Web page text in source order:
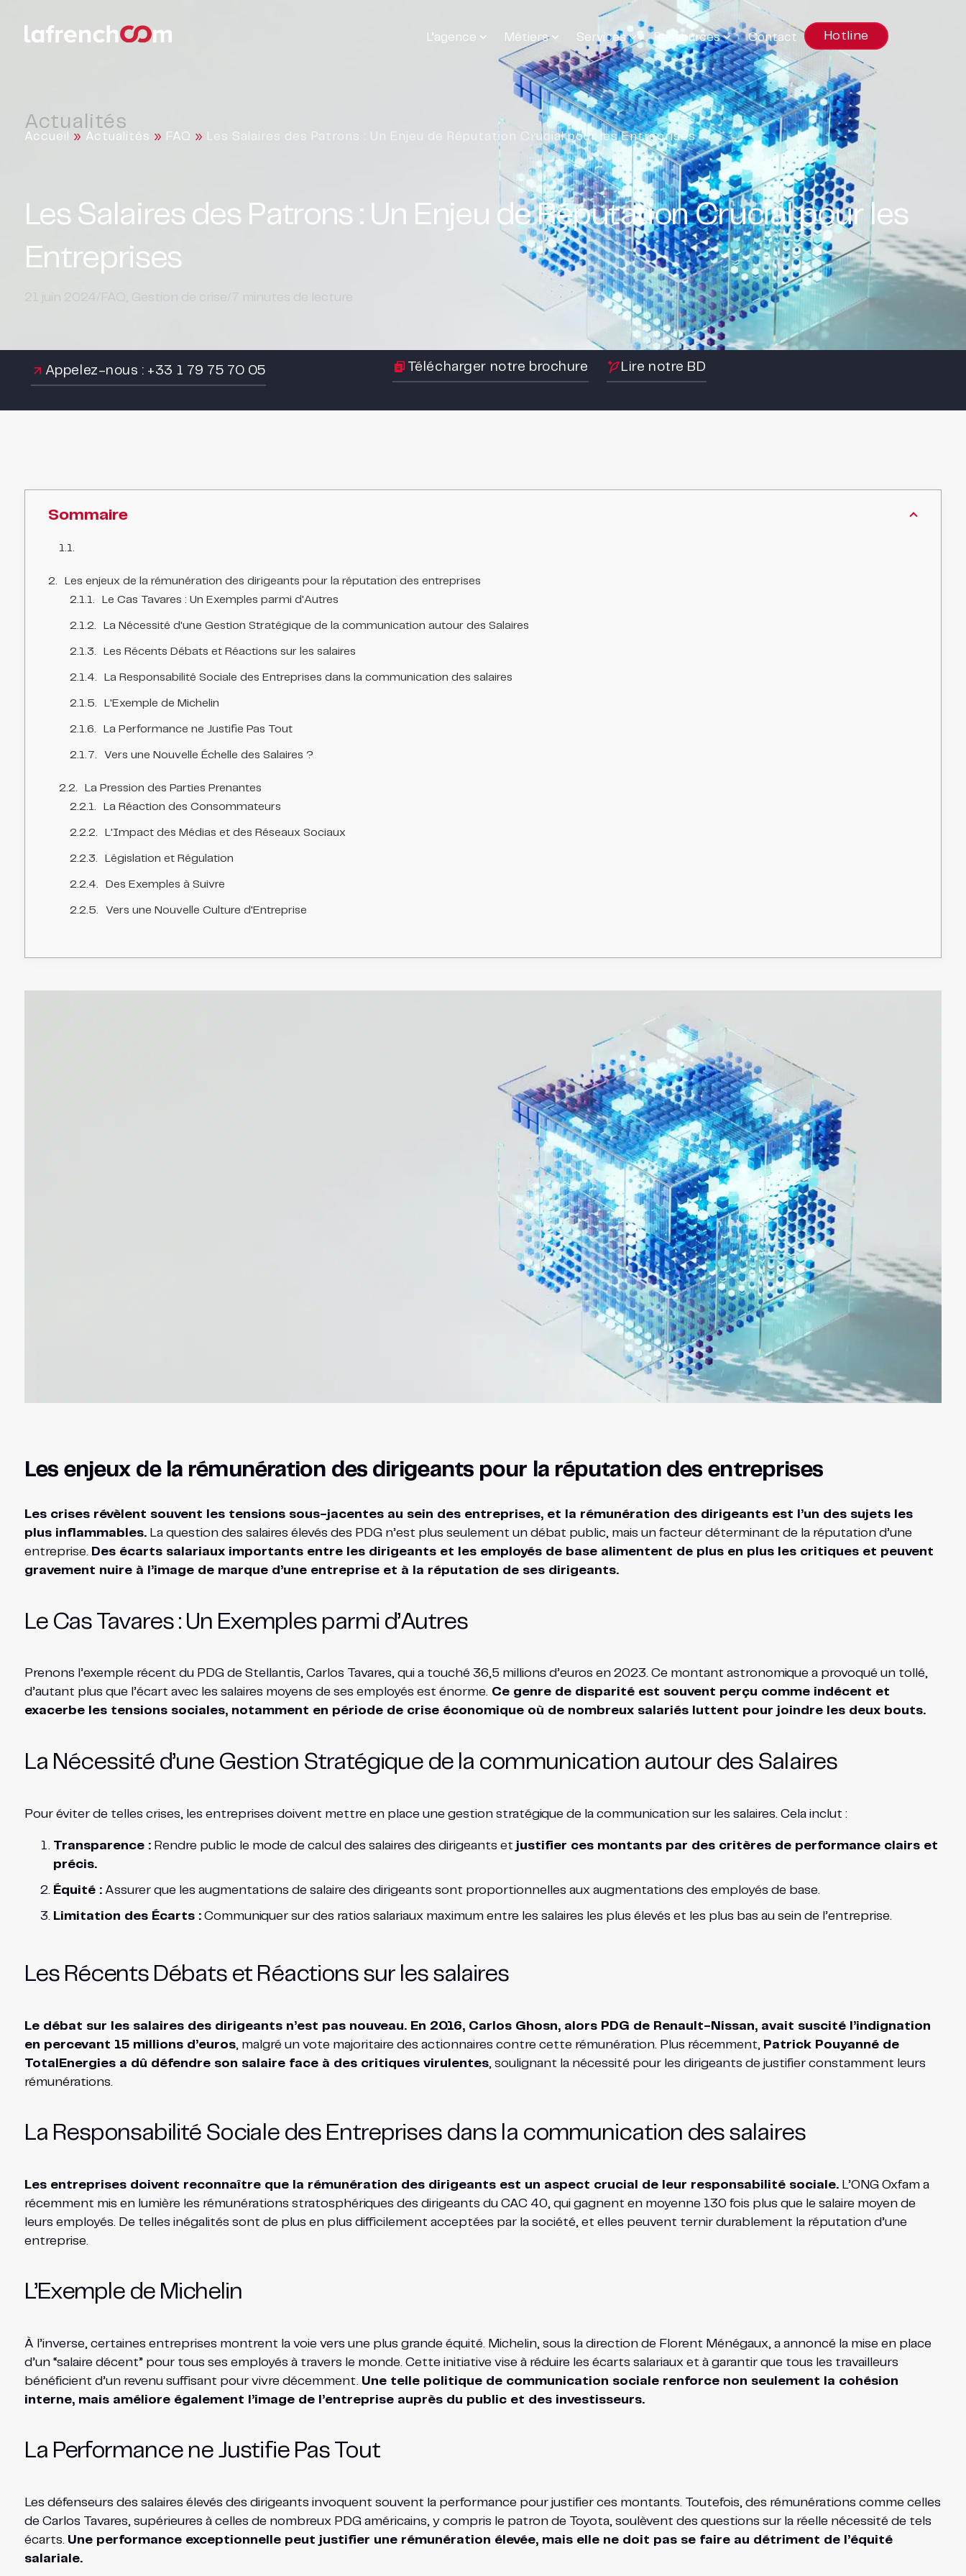
L’agence Métiers Services Ressources Contact Hotline
Actualités
Accueil » Actualités » FAQ » Les Salaires des Patrons : Un Enjeu de Réputation Crucial pour les Entreprises
Les Salaires des Patrons : Un Enjeu de Réputation Crucial pour les
Entreprises
minutes de lecture
Appelez-nous : +33 1 79 75 70 05 Télécharger notre brochure Lire notre BD
Sommaire
Les enjeux de la rémunération des dirigeants pour la réputation des entreprises
Le Cas Tavares : Un Exemples parmi d'Autres
La Nécessité d'une Gestion Stratégique de la communication autour des Salaires
Les Récents Débats et Réactions sur les salaires
La Responsabilité Sociale des Entreprises dans la communication des salaires
L'Exemple de Michelin
La Performance ne Justifie Pas Tout
Vers une Nouvelle Échelle des Salaires ?
La Pression des Parties Prenantes
La Réaction des Consommateurs
L'Impact des Médias et des Réseaux Sociaux
Législation et Régulation
Des Exemples à Suivre
Vers une Nouvelle Culture d'Entreprise
Les enjeux de la rémunération des dirigeants pour la réputation des entreprises
Les crises révèlent souvent les tensions sous-jacentes au sein des entreprises, et la rémunération des dirigeants est l’un des sujets les
plus inflammables.La question des salaires élevés des PDG n’est plus seulement un débat public, mais un facteur déterminant de la réputation d’une
entreprise. Des écarts salariaux importants entre les dirigeants et les employés de base alimentent de plus en plus les critiques et peuvent
gravement nuire à l’image de marque d’une entreprise et à la réputation de ses dirigeants.
Le Cas Tavares : Un Exemples parmi d’Autres
Prenons l’exemple récent du PDG de Stellantis, Carlos Tavares, qui a touché 36,5 millions d’euros en 2023. Ce montant astronomique a provoqué un tollé,
d’autant plus que l’écart avec les salaires moyens de ses employés est énorme.Ce genre de disparité est souvent perçu comme indécent et
exacerbe les tensions sociales, notamment en période de crise économique où de nombreux salariés luttent pour joindre les deux bouts.
La Nécessité d’une Gestion Stratégique de la communication autour des Salaires
Pour éviter de telles crises, les entreprises doivent mettre en place une gestion stratégique de la communication sur les salaires. Cela inclut :
Transparence :Rendre public le mode de calcul des salaires des dirigeants et justifier ces montants par des critères de performance clairs et
précis.
Équité :Assurer que les augmentations de salaire des dirigeants sont proportionnelles aux augmentations des employés de base.
Limitation des Écarts :Communiquer sur des ratios salariaux maximum entre les salaires les plus élevés et les plus bas au sein de l’entreprise.
Les Récents Débats et Réactions sur les salaires
Le débat sur les salaires des dirigeants n’est pas nouveau. En 2016, Carlos Ghosn, alors PDG de Renault-Nissan, avait suscité l’indignation
en percevant 15 millions d’euros, malgré un vote majoritaire des actionnaires contre cette rémunération. Plus récemment, Patrick Pouyanné de
TotalEnergies a dû défendre son salaire face à des critiques virulentes, soulignant la nécessité pour les dirigeants de justifier constamment leurs
rémunérations.
La Responsabilité Sociale des Entreprises dans la communication des salaires
Les entreprises doivent reconnaître que la rémunération des dirigeants est un aspect crucial de leur responsabilité sociale.L’ONG Oxfam a
récemment mis en lumière les rémunérations stratosphériques des dirigeants du CAC 40, qui gagnent en moyenne 130 fois plus que le salaire moyen de
leurs employés. De telles inégalités sont de plus en plus difficilement acceptées par la société, et elles peuvent ternir durablement la réputation d’une
entreprise.
L’Exemple de Michelin
À l’inverse, certaines entreprises montrent la voie vers une plus grande équité. Michelin, sous la direction de Florent Ménégaux, a annoncé la mise en place
d’un “salaire décent” pour tous ses employés à travers le monde. Cette initiative vise à réduire les écarts salariaux et à garantir que tous les travailleurs
bénéficient d’un revenu suffisant pour vivre décemment. Une telle politique de communication sociale renforce non seulement la cohésion
interne, mais améliore également l’image de l’entreprise auprès du public et des investisseurs.
La Performance ne Justifie Pas Tout
Les défenseurs des salaires élevés des dirigeants invoquent souvent la performance pour justifier ces montants. Toutefois, des rémunérations comme celles
de Carlos Tavares, supérieures à celles de nombreux PDG américains, y compris le patron de Toyota, soulèvent des questions sur la réelle nécessité de tels
écarts. Une performance exceptionnelle peut justifier une rémunération élevée, mais elle ne doit pas se faire au détriment de l’équité
salariale.